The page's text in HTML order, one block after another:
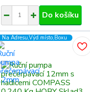
Do košíku
Na Adresu,Výd.místo,Boxu